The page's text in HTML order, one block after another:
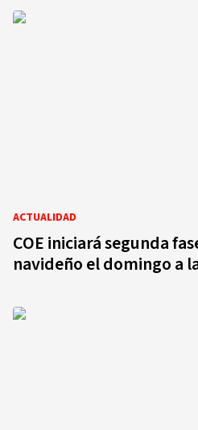
ACTUALIDAD
COE iniciará segunda
navideño el domingo a